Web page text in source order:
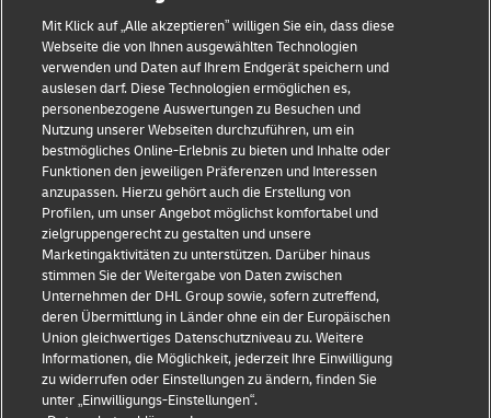
KMU Ratgeber
E-Commerce Tipps
B2B-Beratung
Logistik-Beratung
Neuigkeiten & Einblicke
Versand mit DHL
Branchen Insights
Über DHL
Kontakt
Pressezentrum
Nachhaltigkeit
Rechtliche Hinweise
Nutzungsbedingungen
Privatsphäre
Betrugserkennung
Cookie Settings
Mit Klick auf „Alle akzeptieren” willigen Sie ein, dass diese
Webseite die von Ihnen ausgewählten Technologien
verwenden und Daten auf Ihrem Endgerät speichern und
auslesen darf. Diese Technologien ermöglichen es,
personenbezogene Auswertungen zu Besuchen und
Nutzung unserer Webseiten durchzuführen, um ein
bestmögliches Online-Erlebnis zu bieten und Inhalte oder
Funktionen den jeweiligen Präferenzen und Interessen
anzupassen. Hierzu gehört auch die Erstellung von
Profilen, um unser Angebot möglichst komfortabel und
zielgruppengerecht zu gestalten und unsere
Marketingaktivitäten zu unterstützen. Darüber hinaus
stimmen Sie der Weitergabe von Daten zwischen
Unternehmen der DHL Group sowie, sofern zutreffend,
deren Übermittlung in Länder ohne ein der Europäischen
Union gleichwertiges Datenschutzniveau zu. Weitere
Informationen, die Möglichkeit, jederzeit Ihre Einwilligung
zu widerrufen oder Einstellungen zu ändern, finden Sie
unter „Einwilligungs-Einstellungen“.